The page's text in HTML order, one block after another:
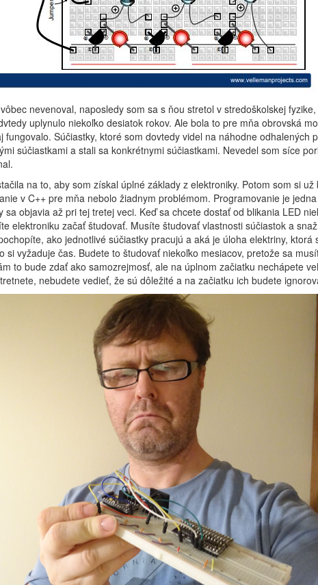
nevenoval, naposledy som sa s ňou stretol v stredoškolskej
uplynulo niekoľko desiatok rokov. Ale bola to pre mňa obrovská
fungovalo. Súčiastky, ktoré som dovtedy videl na náhodne odhalených
súčiastkami a stali sa konkrétnymi súčiastkami. Nevedel som síce
na to, aby som získal úplné základy z elektroniky. Potom som si už
v C++ pre mňa nebolo žiadnym problémom. Programovanie je
sa objavia až pri tej tretej veci. Keď sa chcete dostať od blikania LED
elektroniku začať študovať. Musíte študovať vlastnosti súčiastok a
ako jednotlivé súčiastky pracujú a aká je úloha elektriny, ktorá
si vyžaduje čas. Budete to študovať niekoľko mesiacov, pretože sa
to bude zdať ako samozrejmosť, ale na úplnom začiatku nechápete
nebudete vedieť, že sú dôležité a na začiatku ich budete